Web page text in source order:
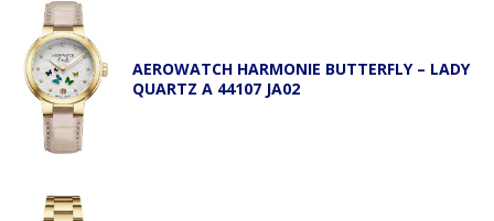
AEROWATCH HARMONIE BUTTERFLY – LADY
QUARTZ A 44107 JA02